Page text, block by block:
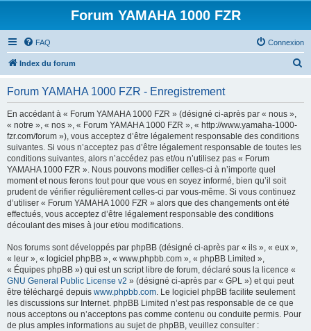
Forum YAMAHA 1000 FZR
FAQ Connexion
Index du forum
Forum YAMAHA 1000 FZR - Enregistrement
En accédant à « Forum YAMAHA 1000 FZR » (désigné ci-après par « nous »,
« notre », « nos », « Forum YAMAHA 1000 FZR », « http://www.yamaha-1000-
fzr.com/forum »), vous acceptez d’être légalement responsable des conditions
suivantes. Si vous n’acceptez pas d’être légalement responsable de toutes les
conditions suivantes, alors n’accédez pas et/ou n’utilisez pas « Forum
YAMAHA 1000 FZR ». Nous pouvons modifier celles-ci à n’importe quel
moment et nous ferons tout pour que vous en soyez informé, bien qu’il soit
prudent de vérifier régulièrement celles-ci par vous-même. Si vous continuez
d’utiliser « Forum YAMAHA 1000 FZR » alors que des changements ont été
effectués, vous acceptez d’être légalement responsable des conditions
découlant des mises à jour et/ou modifications.
Nos forums sont développés par phpBB (désigné ci-après par « ils », « eux »,
« leur », « logiciel phpBB », « www.phpbb.com », « phpBB Limited »,
« Équipes phpBB ») qui est un script libre de forum, déclaré sous la licence «
GNU General Public License v2 » (désigné ci-après par « GPL ») et qui peut
être téléchargé depuis www.phpbb.com. Le logiciel phpBB facilite seulement
les discussions sur Internet. phpBB Limited n’est pas responsable de ce que
nous acceptons ou n’acceptons pas comme contenu ou conduite permis. Pour
de plus amples informations au sujet de phpBB, veuillez consulter :